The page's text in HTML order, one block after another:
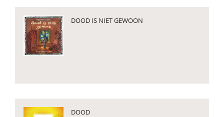
DOOD IS NIET GEWOON
DOOD